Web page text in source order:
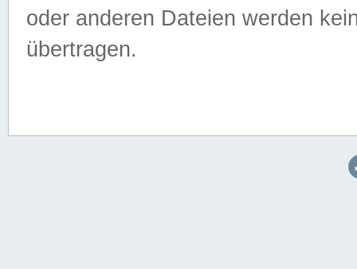
oder anderen Dateien werden
übertragen.